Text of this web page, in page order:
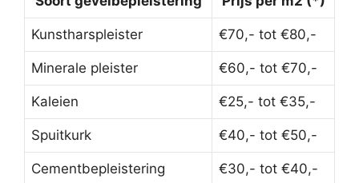
Kunstharspleister €70,- tot €80,-
Minerale pleister €60,- tot €70,-
Kaleien €25,- tot €35,-
Spuitkurk €40,- tot €50,-
Cementbepleistering €30,- tot €40,-